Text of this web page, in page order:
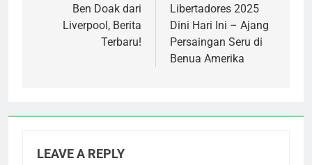
Ben Doak dari
Liverpool, Berita
Terbaru!
Libertadores 2025
Dini Hari Ini – Ajang
Persaingan Seru di
Benua Amerika
LEAVE A REPLY